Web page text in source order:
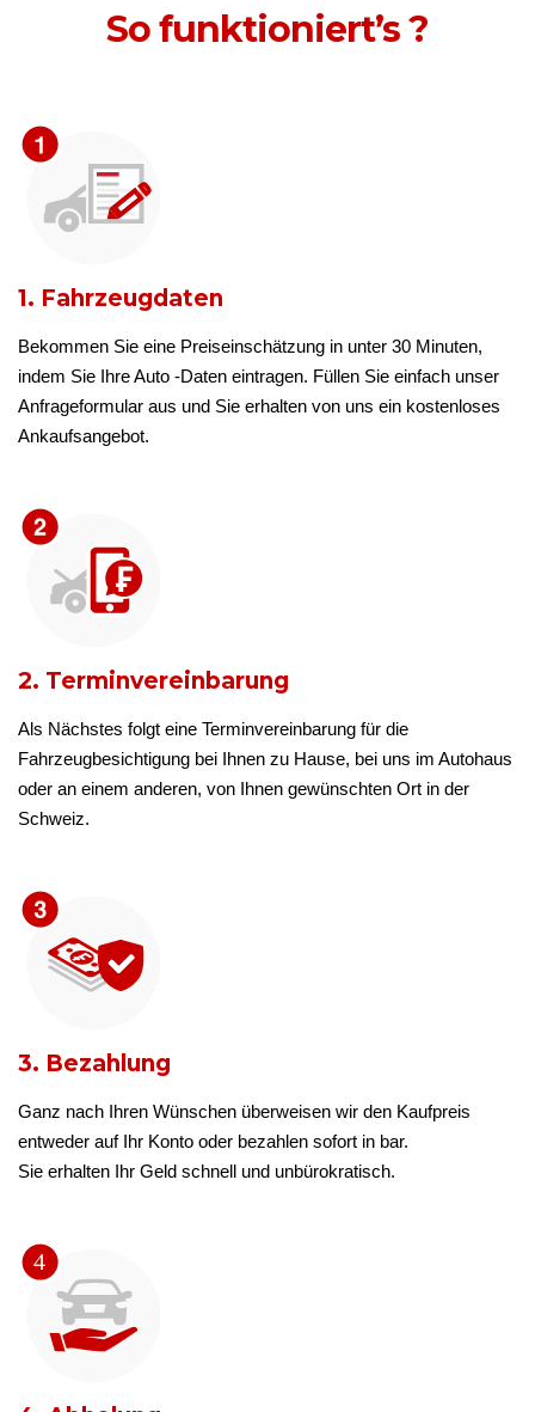
So funktioniert’s ?
1. Fahrzeugdaten
Bekommen Sie eine Preiseinschätzung in unter 30 Minuten,
indem Sie Ihre Auto -Daten eintragen. Füllen Sie einfach unser
Anfrageformular aus und Sie erhalten von uns ein kostenloses
Ankaufsangebot.
2. Terminvereinbarung
Als Nächstes folgt eine Terminvereinbarung für die
Fahrzeugbesichtigung bei Ihnen zu Hause, bei uns im Autohaus
oder an einem anderen, von Ihnen gewünschten Ort in der
Schweiz.
3. Bezahlung
Ganz nach Ihren Wünschen überweisen wir den Kaufpreis
entweder auf Ihr Konto oder bezahlen sofort in bar.
Sie erhalten Ihr Geld schnell und unbürokratisch.